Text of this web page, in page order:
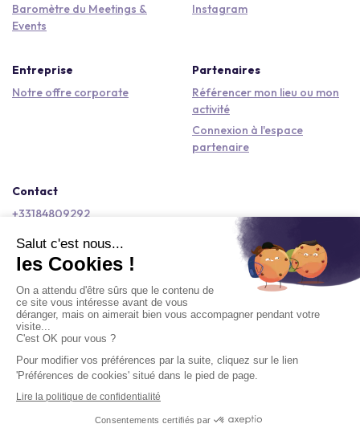
Demander un devis
Baromètre du Meetings &
Events
Instagram
Entreprise
Notre offre corporate
Partenaires
Référencer mon lieu ou mon
activité
Connexion à l'espace
partenaire
Contact
+33184809292
Copyright © 2026 Kactus Tous droits réservés
Conditions générales d'utilisation
Mentions légales
Signaler un contenu